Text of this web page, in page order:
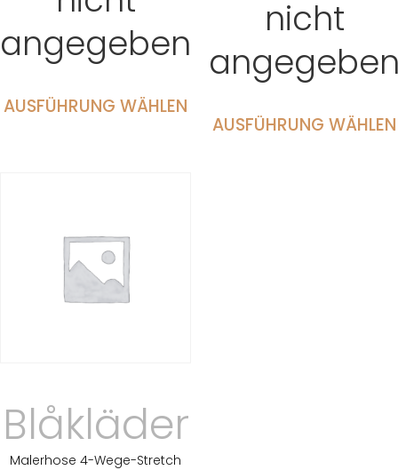
angegeben
AUSFÜHRUNG WÄHLEN
nicht
AUSFÜHRUNG WÄHLEN
Blåkläder
Malerhose 4-Wege-Stretch